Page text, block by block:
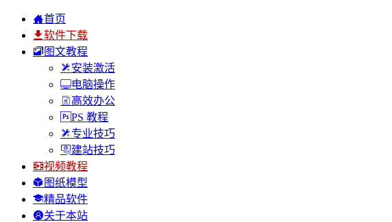
首页
软件下载
图文教程
安装激活
电脑操作
高效办公
PS 教程
专业技巧
建站技巧
视频教程
图纸模型
精品软件
关于本站